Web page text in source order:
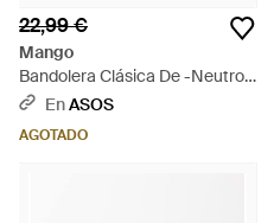
22,99 €
Mango
Bandolera Clásica De -Neutro -
Blanco
EnASOS
AGOTADO